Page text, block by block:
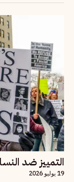
التمييز ضد
19 يوليو 2026